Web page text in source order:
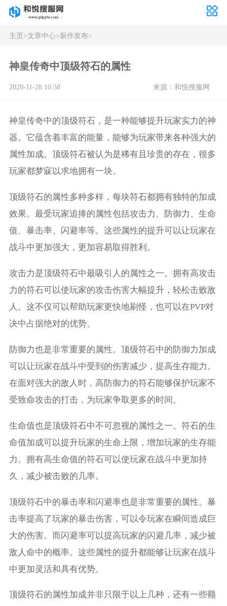
主页>文章中心>新作发布>
神皇传奇中顶级符石的属性
2020-11-28 10:58 来源：和悦搜服网
神皇传奇中的顶级符石，是一种能够提升玩家实力的神
器。它蕴含着丰富的能量，能够为玩家带来各种强大的
属性加成。顶级符石被认为是稀有且珍贵的存在，很多
玩家都梦寐以求地拥有一块。
顶级符石的属性多种多样，每块符石都拥有独特的加成
效果。最受玩家追捧的属性包括攻击力、防御力、生命
值、暴击率、闪避率等。这些属性的提升可以让玩家在
战斗中更加强大，更加容易取得胜利。
攻击力是顶级符石中最吸引人的属性之一。拥有高攻击
力的符石可以使玩家的攻击伤害大幅提升，轻松击败敌
人。这不仅可以帮助玩家更快地刷怪，也可以在PVP对
决中占据绝对的优势。
防御力也是非常重要的属性。顶级符石中的防御力加成
可以让玩家在战斗中受到的伤害减少，提高生存能力。
在面对强大的敌人时，高防御力的符石能够保护玩家不
受致命攻击的打击，为玩家争取更多的时间。
生命值也是顶级符石中不可忽视的属性之一。符石的生
命值加成可以提升玩家的生命上限，增加玩家的生存能
力。拥有高生命值的符石可以使玩家在战斗中更加持
久，减少被击败的几率。
顶级符石中的暴击率和闪避率也是非常重要的属性。暴
击率提高了玩家的暴击伤害，可以令玩家在瞬间造成巨
大的伤害。而闪避率可以提高玩家的闪避几率，减少被
敌人命中的概率。这些属性的提升都能够让玩家在战斗
中更加灵活和具有优势。
顶级符石的属性加成并非只限于以上几种，还有一些额